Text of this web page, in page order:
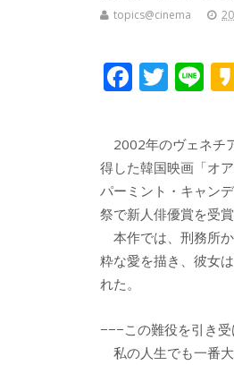
topics@cinema
F
e
b
o
o
k
T
itt
er
Li
e
2002年のヴェネチ
得した韓国映画「オ
パーミント・キャン
祭で新人俳優賞を受賞
本作では、刑務所
粋な愛を描き、彼女
れた。
−−−この難役を引き
私の人生でも一番